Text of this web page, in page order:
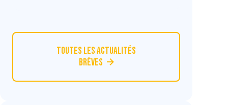
Toutes les actualités
Brèves